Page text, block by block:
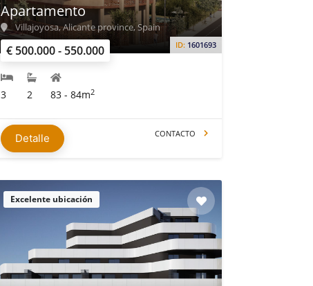
€ 500.000 - 550.000 ID: 1601693
Apartamento
Villajoyosa, Alicante province, Spain
3 2 83 - 84m2
Detalle CONTACTO
Excelente ubicación